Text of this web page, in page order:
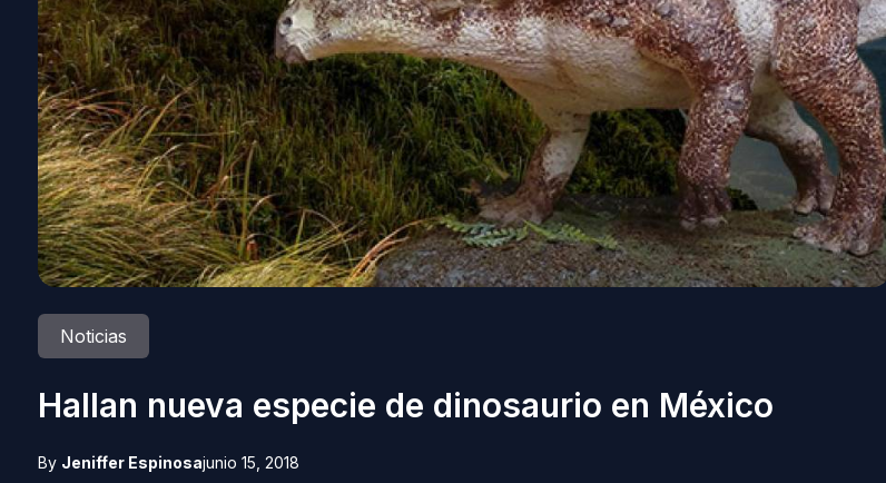
Noticias
Hallan nueva especie de dinosaurio en México
By Jeniffer Espinosajunio 15, 2018